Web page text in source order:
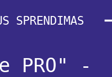
SPRENDIMAS
PRO" -